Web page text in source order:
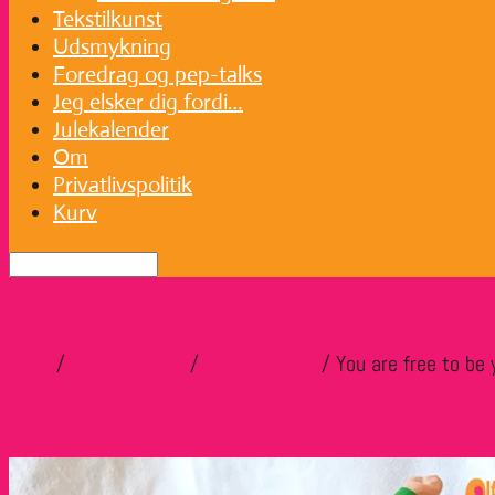
Tekstilkunst
Udsmykning
Foredrag og pep-talks
Jeg elsker dig fordi…
Julekalender
Om
Privatlivspolitik
Kurv
/ / / You are free to be